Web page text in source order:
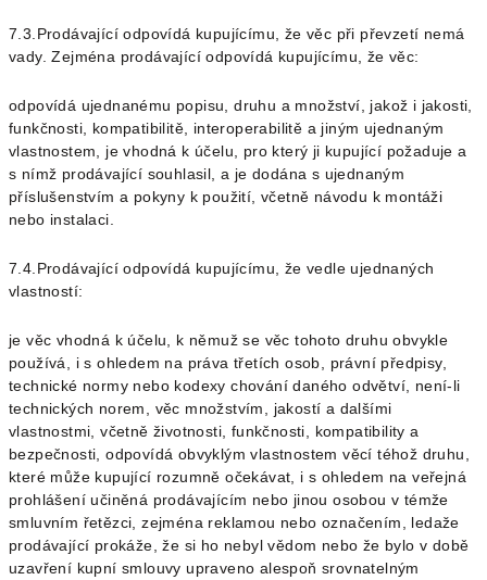
7.3.Prodávající odpovídá kupujícímu, že věc při převzetí nemá
vady. Zejména prodávající odpovídá kupujícímu, že věc:
odpovídá ujednanému popisu, druhu a množství, jakož i jakosti,
funkčnosti, kompatibilitě, interoperabilitě a jiným ujednaným
vlastnostem, je vhodná k účelu, pro který ji kupující požaduje a
s nímž prodávající souhlasil, a je dodána s ujednaným
příslušenstvím a pokyny k použití, včetně návodu k montáži
nebo instalaci.
7.4.Prodávající odpovídá kupujícímu, že vedle ujednaných
vlastností:
je věc vhodná k účelu, k němuž se věc tohoto druhu obvykle
používá, i s ohledem na práva třetích osob, právní předpisy,
technické normy nebo kodexy chování daného odvětví, není-li
technických norem, věc množstvím, jakostí a dalšími
vlastnostmi, včetně životnosti, funkčnosti, kompatibility a
bezpečnosti, odpovídá obvyklým vlastnostem věcí téhož druhu,
které může kupující rozumně očekávat, i s ohledem na veřejná
prohlášení učiněná prodávajícím nebo jinou osobou v témže
smluvním řetězci, zejména reklamou nebo označením, ledaže
prodávající prokáže, že si ho nebyl vědom nebo že bylo v době
uzavření kupní smlouvy upraveno alespoň srovnatelným